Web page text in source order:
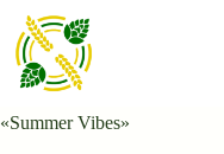
contenido
«Summer Vibes»